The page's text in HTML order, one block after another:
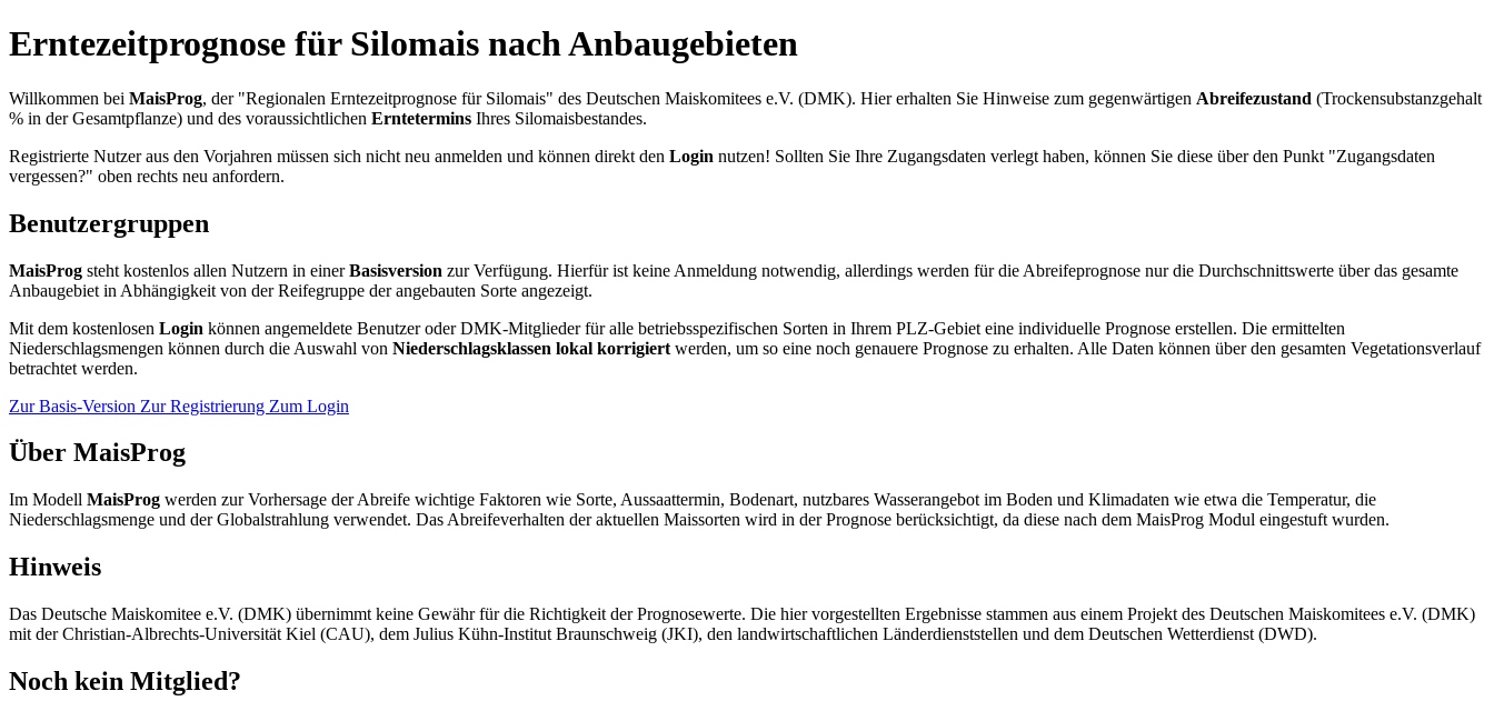
Erntezeitprognose für Silomais nach Anbaugebieten
Willkommen bei MaisProg, der "Regionalen Erntezeitprognose für Silomais" des Deutschen Maiskomitees e.V. (DMK). Hier erhalten Sie Hinweise zum gegenwärtigen Abreifezustand (Trockensubstanzgehalt
% in der Gesamtpflanze) und des voraussichtlichen Erntetermins Ihres Silomaisbestandes.
Registrierte Nutzer aus den Vorjahren müssen sich nicht neu anmelden und können direkt den Login nutzen! Sollten Sie Ihre Zugangsdaten verlegt haben, können Sie diese über den Punkt "Zugangsdaten
vergessen?" oben rechts neu anfordern.
Benutzergruppen
MaisProg steht kostenlos allen Nutzern in einerBasisversion zur Verfügung. Hierfür ist keine Anmeldung notwendig, allerdings werden für die Abreifeprognose nur die Durchschnittswerte über das gesamte
Anbaugebiet in Abhängigkeit von der Reifegruppe der angebauten Sorte angezeigt.
Mit dem kostenlosen Login können angemeldete Benutzer oder DMK-Mitglieder für alle betriebsspezifischen Sorten in Ihrem PLZ-Gebiet eine individuelle Prognose erstellen. Die ermittelten
Niederschlagsmengen können durch die Auswahl von Niederschlagsklassen lokal korrigiert werden, um so eine noch genauere Prognose zu erhalten. Alle Daten können über den gesamten Vegetationsverlauf
betrachtet werden.
Zur Basis-Version Zur Registrierung Zum Login
Über MaisProg
Im Modell MaisProg werden zur Vorhersage der Abreife wichtige Faktoren wie Sorte, Aussaattermin, Bodenart, nutzbares Wasserangebot im Boden und Klimadaten wie etwa die Temperatur, die
Niederschlagsmenge und der Globalstrahlung verwendet. Das Abreifeverhalten der aktuellen Maissorten wird in der Prognose berücksichtigt, da diese nach dem MaisProg Modul eingestuft wurden.
Hinweis
Das Deutsche Maiskomitee e.V. (DMK) übernimmt keine Gewähr für die Richtigkeit der Prognosewerte. Die hier vorgestellten Ergebnisse stammen aus einem Projekt des Deutschen Maiskomitees e.V. (DMK)
mit der Christian-Albrechts-Universität Kiel (CAU), dem Julius Kühn-Institut Braunschweig (JKI), den landwirtschaftlichen Länderdienststellen und dem Deutschen Wetterdienst (DWD).
Noch kein Mitglied?